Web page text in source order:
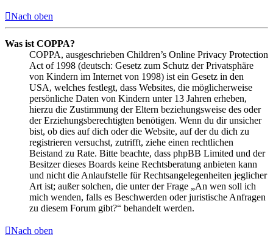
Nach oben
Was ist COPPA?
COPPA, ausgeschrieben Children’s Online Privacy Protection
Act of 1998 (deutsch: Gesetz zum Schutz der Privatsphäre
von Kindern im Internet von 1998) ist ein Gesetz in den
USA, welches festlegt, dass Websites, die möglicherweise
persönliche Daten von Kindern unter 13 Jahren erheben,
hierzu die Zustimmung der Eltern beziehungsweise des oder
der Erziehungsberechtigten benötigen. Wenn du dir unsicher
bist, ob dies auf dich oder die Website, auf der du dich zu
registrieren versuchst, zutrifft, ziehe einen rechtlichen
Beistand zu Rate. Bitte beachte, dass phpBB Limited und der
Besitzer dieses Boards keine Rechtsberatung anbieten kann
und nicht die Anlaufstelle für Rechtsangelegenheiten jeglicher
Art ist; außer solchen, die unter der Frage „An wen soll ich
mich wenden, falls es Beschwerden oder juristische Anfragen
zu diesem Forum gibt?“ behandelt werden.
Nach oben